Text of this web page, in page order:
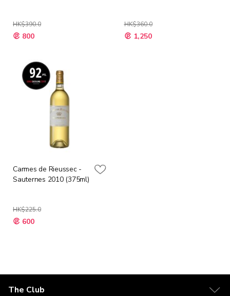
HK$390.0
特
殊 800
HK$360.0
特
殊 1,250
Carmes de Rieussec -
Sauternes 2010 (375ml)
HK$225.0
特
殊 600
The Club